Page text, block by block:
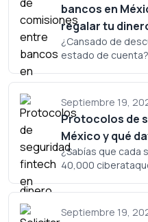
bancos en
regalar tu
¿Cansado de
estado de
Septiembre 19,
Protocolos de
México y qué
¿Sabías que cada
40,000
Septiembre 19,